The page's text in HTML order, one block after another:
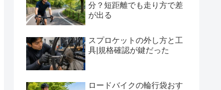
分？短距離でも走り方で差
が出る
スプロケットの外し方と工
具|規格確認が鍵だった
ロードバイクの輪行袋おす